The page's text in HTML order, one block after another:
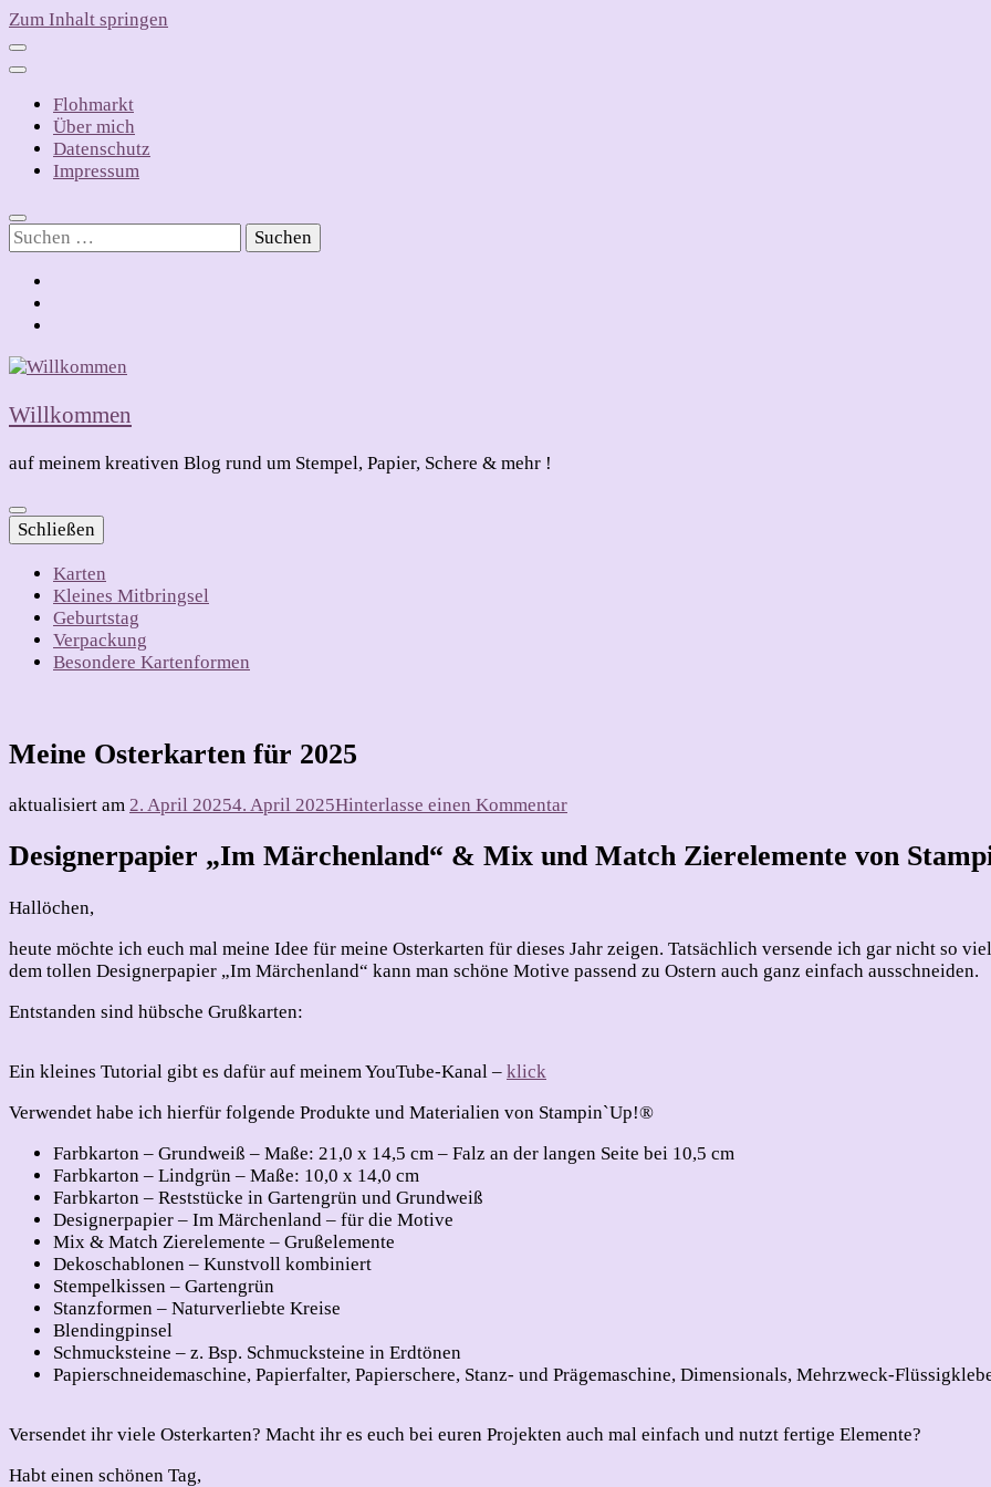
Zum Inhalt springen
Flohmarkt
Über mich
Datenschutz
Impressum
Suchen
nach:
Willkommen
auf meinem kreativen Blog rund um Stempel, Papier, Schere & mehr !
Schließen
Karten
Kleines Mitbringsel
Geburtstag
Verpackung
Besondere Kartenformen
Meine Osterkarten für 2025
aktualisiert am 2. April 20254. April 2025Hinterlasse einen Kommentarzu
Osterkarten
für
Designerpapier „Im Märchenland“ & Mix und Match Zierelemente von
Hallöchen,
heute möchte ich euch mal meine Idee für meine Osterkarten für dieses Jahr zeigen. Tatsächlich versende ich gar nicht so
dem tollen Designerpapier „Im Märchenland“ kann man schöne Motive passend zu Ostern auch ganz einfach ausschneiden.
Entstanden sind hübsche Grußkarten:
Ein kleines Tutorial gibt es dafür auf meinem YouTube-Kanal – klick
Verwendet habe ich hierfür folgende Produkte und Materialien von Stampin`Up!®
Farbkarton – Grundweiß – Maße: 21,0 x 14,5 cm – Falz an der langen Seite bei 10,5 cm
Farbkarton – Lindgrün – Maße: 10,0 x 14,0 cm
Farbkarton – Reststücke in Gartengrün und Grundweiß
Designerpapier – Im Märchenland – für die Motive
Mix & Match Zierelemente – Grußelemente
Dekoschablonen – Kunstvoll kombiniert
Stempelkissen – Gartengrün
Stanzformen – Naturverliebte Kreise
Blendingpinsel
Schmucksteine – z. Bsp. Schmucksteine in Erdtönen
Papierschneidemaschine, Papierfalter, Papierschere, Stanz- und Prägemaschine, Dimensionals, Mehrzweck-
Versendet ihr viele Osterkarten? Macht ihr es euch bei euren Projekten auch mal einfach und nutzt fertige Elemente?
Habt einen schönen Tag,